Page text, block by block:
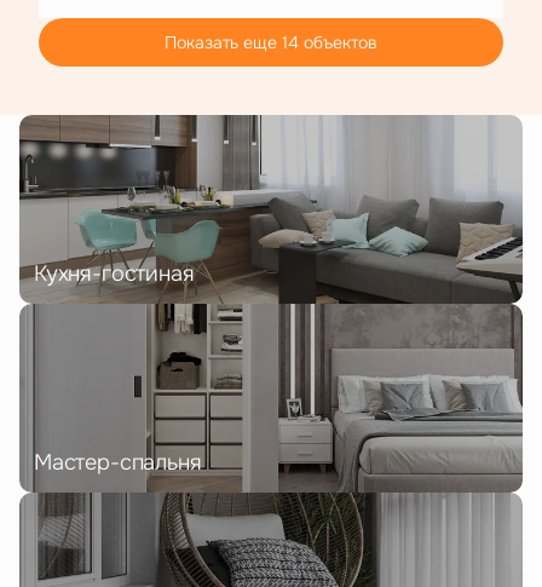
Показать еще 14 объектов
Кухня-гостиная
Мастер-спальня